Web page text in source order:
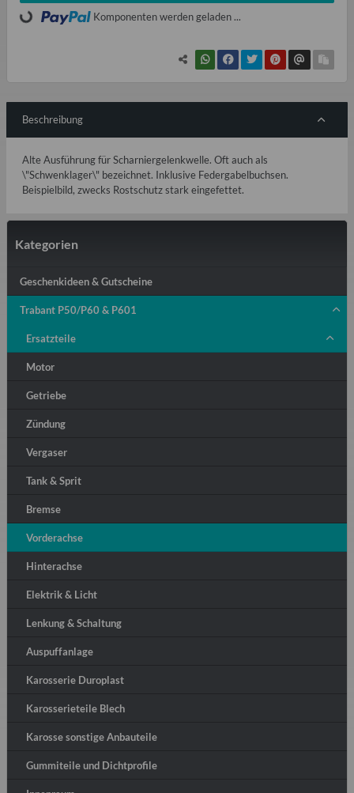
Loading... Komponenten werden geladen ...
Beschreibung
Alte Ausführung für Scharniergelenkwelle. Oft auch als
\"Schwenklager\" bezeichnet. Inklusive Federgabelbuchsen.
Beispielbild, zwecks Rostschutz stark eingefettet.
Kategorien
Geschenkideen & Gutscheine
Trabant P50/P60 & P601
Ersatzteile
Motor
Getriebe
Zündung
Vergaser
Tank & Sprit
Bremse
Vorderachse
Hinterachse
Elektrik & Licht
Lenkung & Schaltung
Auspuffanlage
Karosserie Duroplast
Karosserieteile Blech
Karosse sonstige Anbauteile
Gummiteile und Dichtprofile